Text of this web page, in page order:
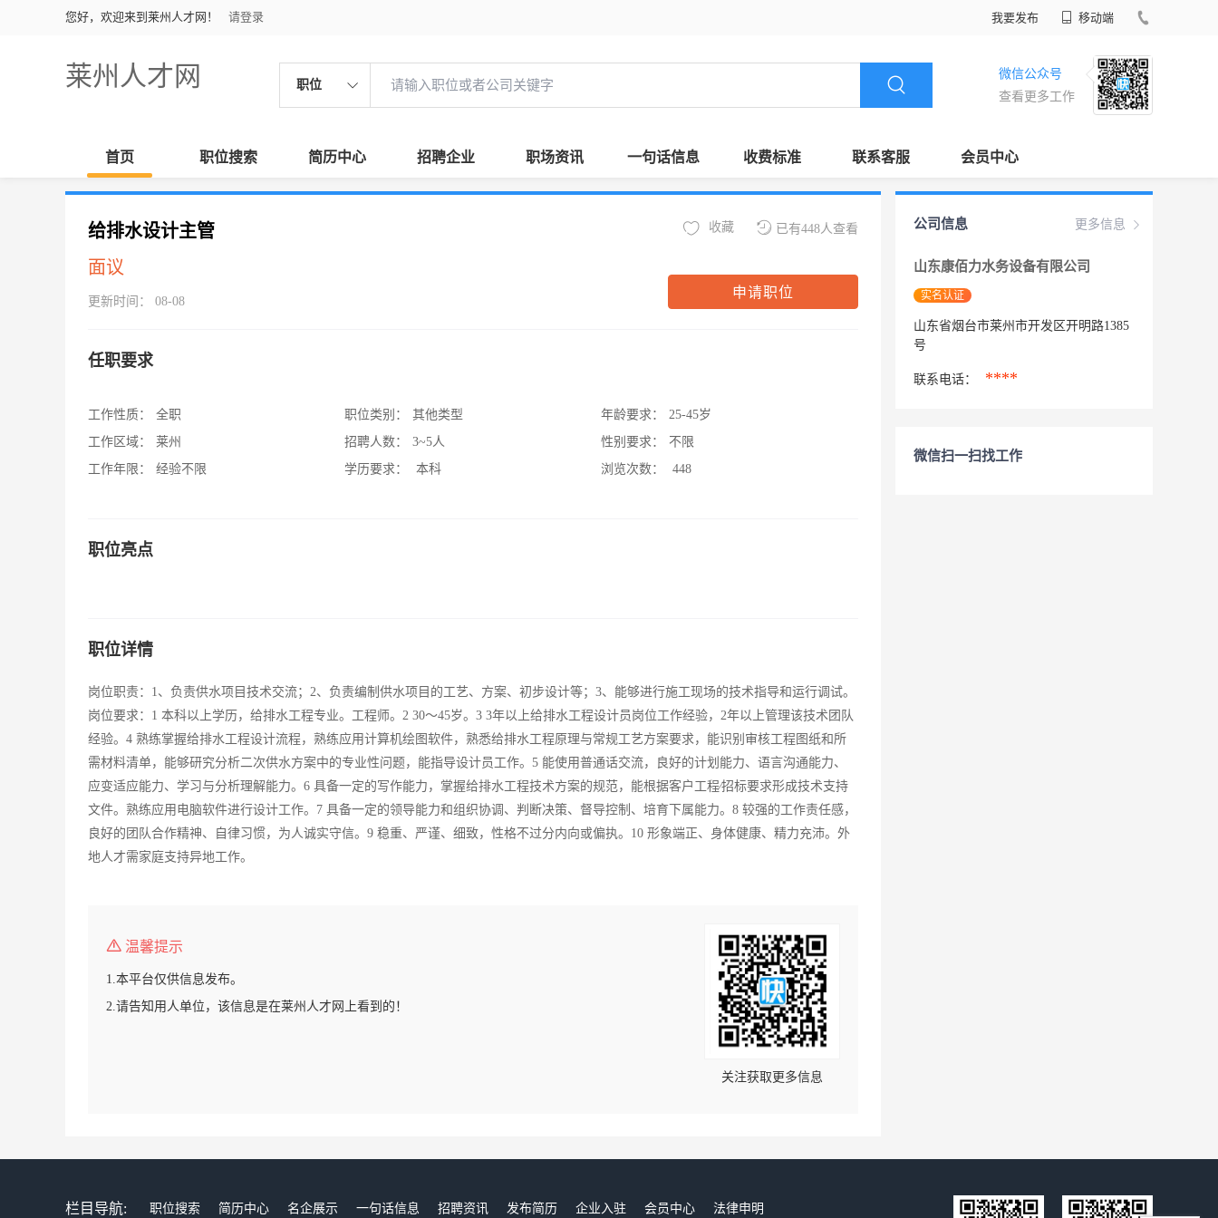
您好，欢迎来到莱州人才网！ 请登录 我要发布 移动端
莱州人才网 职位
微信公众号
查看更多工作
首页 职位搜索 简历中心 招聘企业 职场资讯 一句话信息 收费标准 联系客服 会员中心
给排水设计主管
面议
更新时间： 08-08
已有448人查看
收藏
申请职位
任职要求
工作性质：
全职
工作区域：
莱州
工作年限：
经验不限
职位类别：
其他类型
招聘人数：
3~5人
学历要求：
本科
年龄要求：
25-45岁
性别要求：
不限
浏览次数：
448
职位亮点
职位详情
岗位职责：1、负责供水项目技术交流；2、负责编制供水项目的工艺、方案、初步设计等；3、能够进行施工现场的技术指导和运行调试。
岗位要求：1 本科以上学历，给排水工程专业。工程师。2 30～45岁。3 3年以上给排水工程设计员岗位工作经验，2年以上管理该技术团队
经验。4 熟练掌握给排水工程设计流程，熟练应用计算机绘图软件，熟悉给排水工程原理与常规工艺方案要求，能识别审核工程图纸和所
需材料清单，能够研究分析二次供水方案中的专业性问题，能指导设计员工作。5 能使用普通话交流，良好的计划能力、语言沟通能力、
应变适应能力、学习与分析理解能力。6 具备一定的写作能力，掌握给排水工程技术方案的规范，能根据客户工程∕招标要求形成技术支持
文件。熟练应用电脑软件进行设计工作。7 具备一定的领导能力和组织协调、判断决策、督导控制、培育下属能力。8 较强的工作责任感，
良好的团队合作精神、自律习惯，为人诚实守信。9 稳重、严谨、细致，性格不过分内向或偏执。10 形象端正、身体健康、精力充沛。外
地人才需家庭支持异地工作。
温馨提示
1.本平台仅供信息发布。
2.请告知用人单位，该信息是在莱州人才网上看到的！
关注获取更多信息
更多信息
公司信息
山东康佰力水务设备有限公司
实名认证
山东省烟台市莱州市开发区开明路1385
号
联系电话： ****
微信扫一扫找工作
栏目导航: 职位搜索 简历中心 名企展示 一句话信息 招聘资讯 发布简历 企业入驻 会员中心 法律申明